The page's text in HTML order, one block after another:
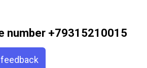
number +79315210015